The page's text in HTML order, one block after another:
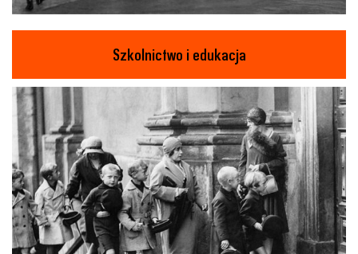
Szkolnictwo i edukacja